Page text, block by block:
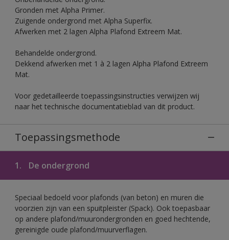
Gronden met Alpha Primer.
Zuigende ondergrond met Alpha Superfix.
Afwerken met 2 lagen Alpha Plafond Extreem Mat.
Behandelde ondergrond.
Dekkend afwerken met 1 à 2 lagen Alpha Plafond Extreem
Mat.
Voor gedetailleerde toepassingsinstructies verwijzen wij
naar het technische documentatieblad van dit product.
Toepassingsmethode
1. De ondergrond
Speciaal bedoeld voor plafonds (van beton) en muren die
voorzien zijn van een spuitpleister (Spack). Ook toepasbaar
op andere plafond/muurondergronden en goed hechtende,
gereinigde oude plafond/muurverflagen.